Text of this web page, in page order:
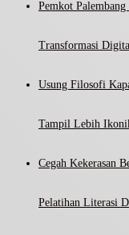
Pemkot
Transformasi
Usung Filosofi
Tampil Lebih
Cegah Kekerasan
Pelatihan Literasi